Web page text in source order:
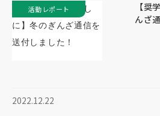
【奨
んざ
2022.12.22
活動レポート